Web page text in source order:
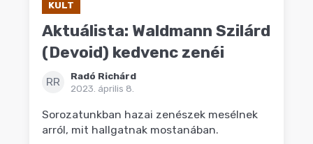
KULT
Aktuálista: Waldmann Szilárd
(Devoid) kedvenc zenéi
RR
Radó Richárd
2023. április 8.
Sorozatunkban hazai zenészek mesélnek
arról, mit hallgatnak mostanában.